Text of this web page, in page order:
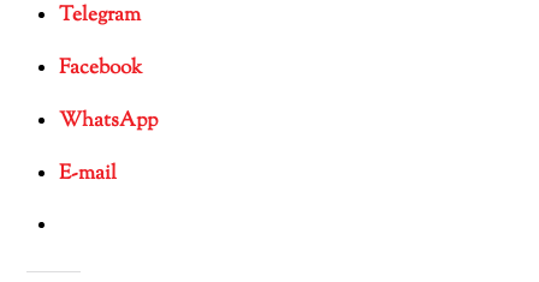
Telegram
Facebook
WhatsApp
E-mail